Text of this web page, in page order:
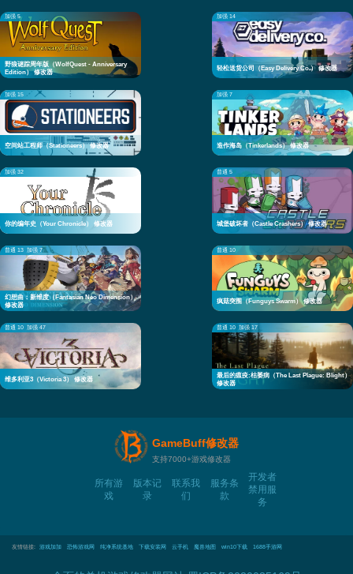
加强 5
野狼谜踪周年版（WolfQuest - Anniversary
Edition） 修改器
加强 14
轻松送货公司（Easy Delivery Co.） 修改器
加强 15
空间站工程师（Stationeers） 修改器
加强 7
造作海岛（Tinkerlands） 修改器
加强 32
你的编年史（Your Chronicle） 修改器
普通 5
城堡破坏者（Castle Crashers） 修改器
普通 13 加强 7
幻想曲：新维度（Fantasian Neo Dimension）
修改器
普通 10
疯菇突围（Funguys Swarm） 修改器
普通 10 加强 47
维多利亚3（Victoria 3） 修改器
普通 10 加强 17
最后的瘟疫:枯萎病（The Last Plague: Blight）
修改器
GameBuff修改器
支持7000+游戏修改器
所有游
戏
版本记
录
联系我
们
服务条
款
开发者
禁用服
务
友情链接: 游戏加加 恐怖游戏网 纯净系统基地 下载安装网 云手机 魔兽地图 win10下载 1688手游网